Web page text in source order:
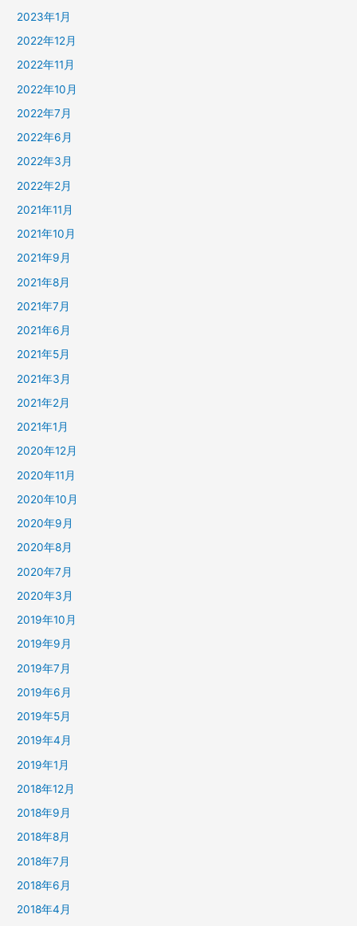
2023年1月
2022年12月
2022年11月
2022年10月
2022年7月
2022年6月
2022年3月
2022年2月
2021年11月
2021年10月
2021年9月
2021年8月
2021年7月
2021年6月
2021年5月
2021年3月
2021年2月
2021年1月
2020年12月
2020年11月
2020年10月
2020年9月
2020年8月
2020年7月
2020年3月
2019年10月
2019年9月
2019年7月
2019年6月
2019年5月
2019年4月
2019年1月
2018年12月
2018年9月
2018年8月
2018年7月
2018年6月
2018年4月